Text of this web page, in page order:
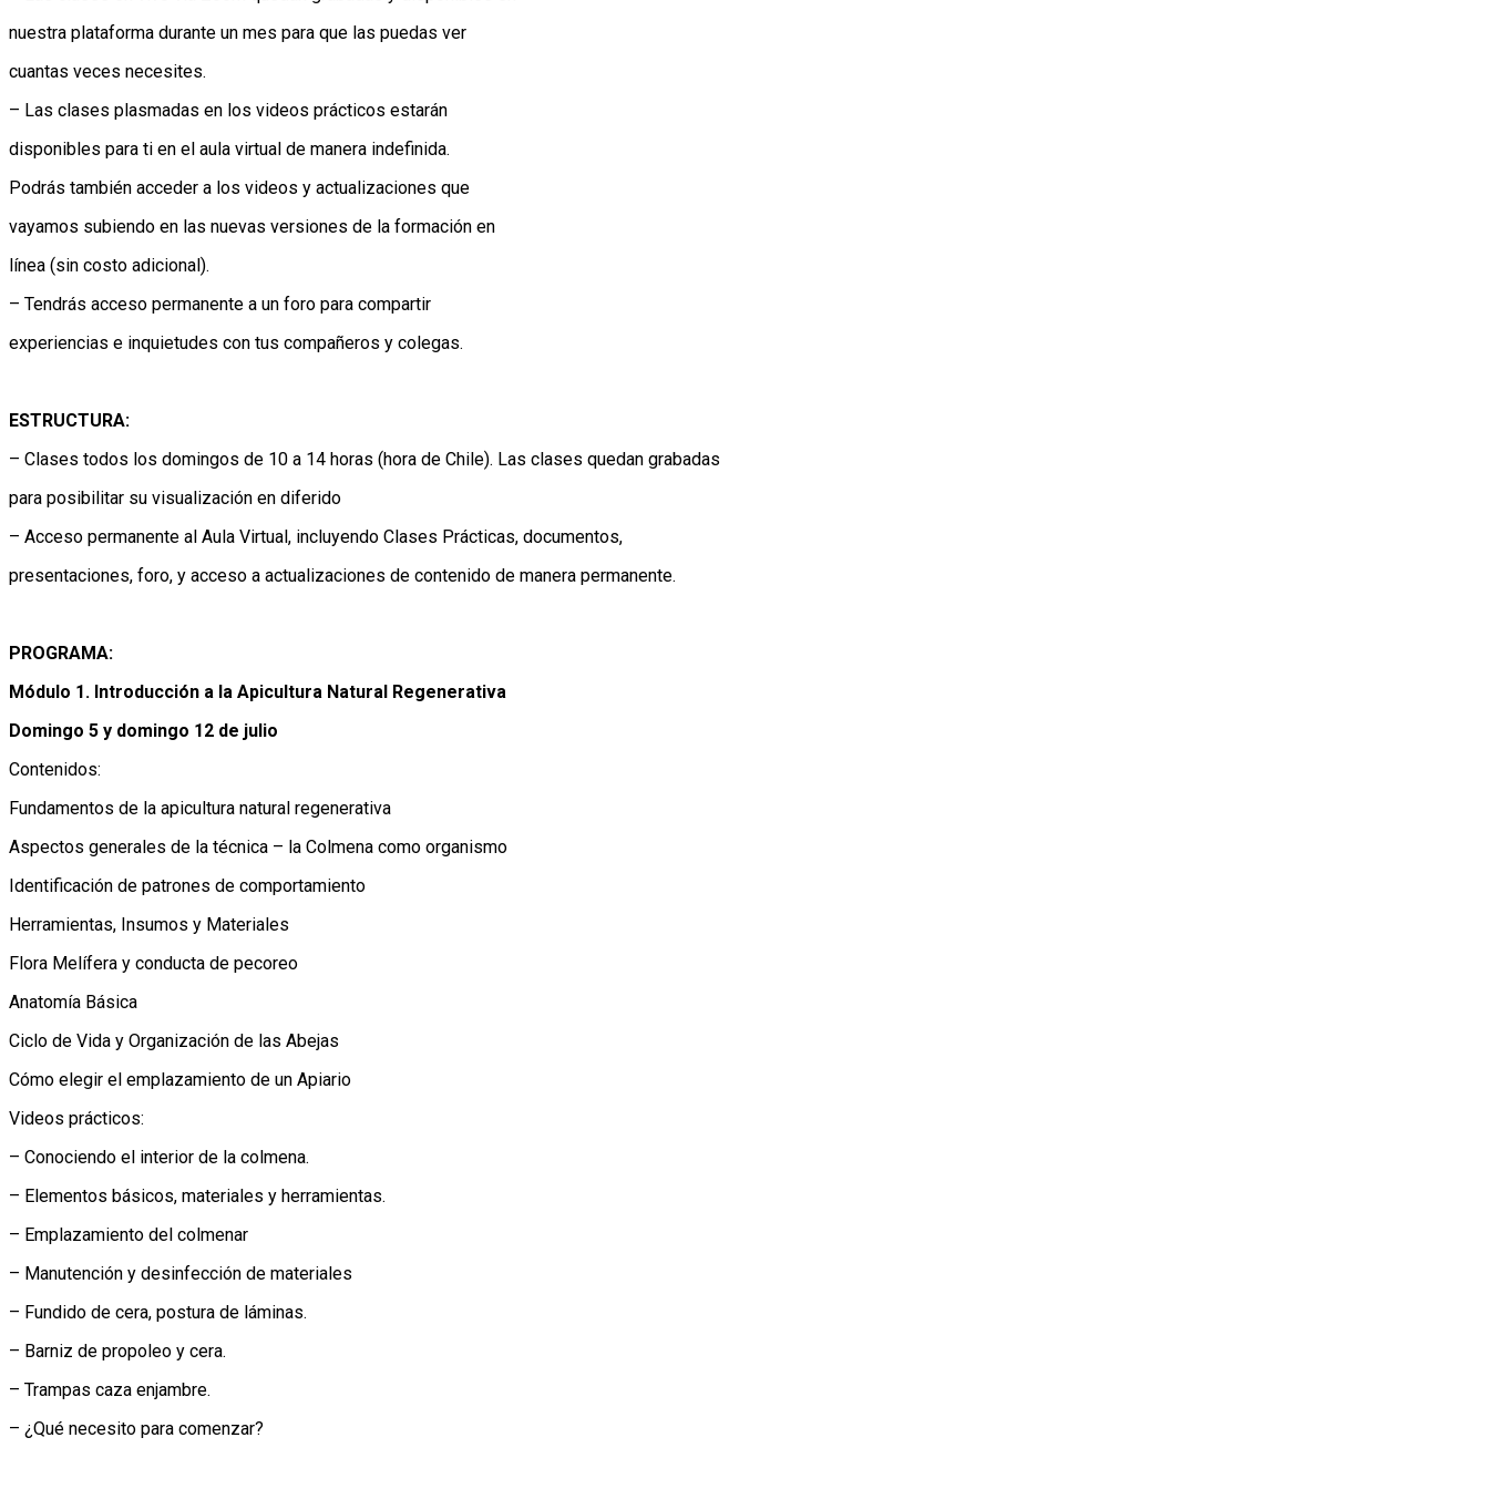
nuestra plataforma durante un mes para que las puedas ver
cuantas veces necesites.
– Las clases plasmadas en los videos prácticos estarán
disponibles para ti en el aula virtual de manera indefinida.
Podrás también acceder a los videos y actualizaciones que
vayamos subiendo en las nuevas versiones de la formación en
línea (sin costo adicional).
– Tendrás acceso permanente a un foro para compartir
experiencias e inquietudes con tus compañeros y colegas.
ESTRUCTURA:
– Clases todos los domingos de 10 a 14 horas (hora de Chile). Las clases quedan grabadas
para posibilitar su visualización en diferido
– Acceso permanente al Aula Virtual, incluyendo Clases Prácticas, documentos,
presentaciones, foro, y acceso a actualizaciones de contenido de manera permanente.
PROGRAMA:
Módulo 1. Introducción a la Apicultura Natural Regenerativa
Domingo 5 y domingo 12 de julio
Contenidos:
Fundamentos de la apicultura natural regenerativa
Aspectos generales de la técnica – la Colmena como organismo
Identificación de patrones de comportamiento
Herramientas, Insumos y Materiales
Flora Melífera y conducta de pecoreo
Anatomía Básica
Ciclo de Vida y Organización de las Abejas
Cómo elegir el emplazamiento de un Apiario
Videos prácticos:
– Conociendo el interior de la colmena.
– Elementos básicos, materiales y herramientas.
– Emplazamiento del colmenar
– Manutención y desinfección de materiales
– Fundido de cera, postura de láminas.
– Barniz de propoleo y cera.
– Trampas caza enjambre.
– ¿Qué necesito para comenzar?